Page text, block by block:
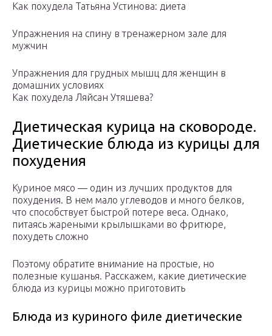
Как похудела Татьяна Устинова: диета
Упражнения на спину в тренажерном зале для
мужчин
Упражнения для грудных мышц для женщин в
домашних условиях
Как похудела Ляйсан Утяшева?
Диетическая курица на сковороде.
Диетические блюда из курицы для
похудения
Куриное мясо — один из лучших продуктов для
похудения. В нем мало углеводов и много белков,
что способствует быстрой потере веса. Однако,
питаясь жареными крылышками во фритюре,
похудеть сложно
Поэтому обратите внимание на простые, но
полезные кушанья. Расскажем, какие диетические
блюда из курицы можно приготовить
Блюда из куриного филе диетические